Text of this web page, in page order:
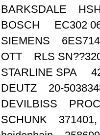
BARKSDALE
BOSCH EC302
SIEMENS
OTT RLS
STARLINE SPA
DEUTZ 20-
DEVILBISS
SCHUNK 371401,